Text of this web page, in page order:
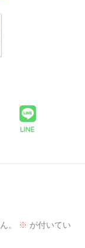
LINE
。 ※ が付いてい